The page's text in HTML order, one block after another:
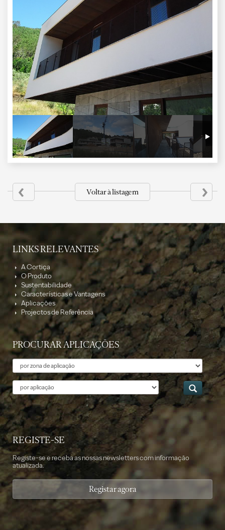
‹ Voltar à listagem ›
LINKS RELEVANTES
A Cortiça
O Produto
Sustentabilidade
Características e Vantagens
Aplicações
Projectos de Referência
PROCURAR APLICAÇÕES
Tema
Aplicação
REGISTE-SE
Registe-se e receba as nossas newsletters com informação
atualizada.
Registar agora